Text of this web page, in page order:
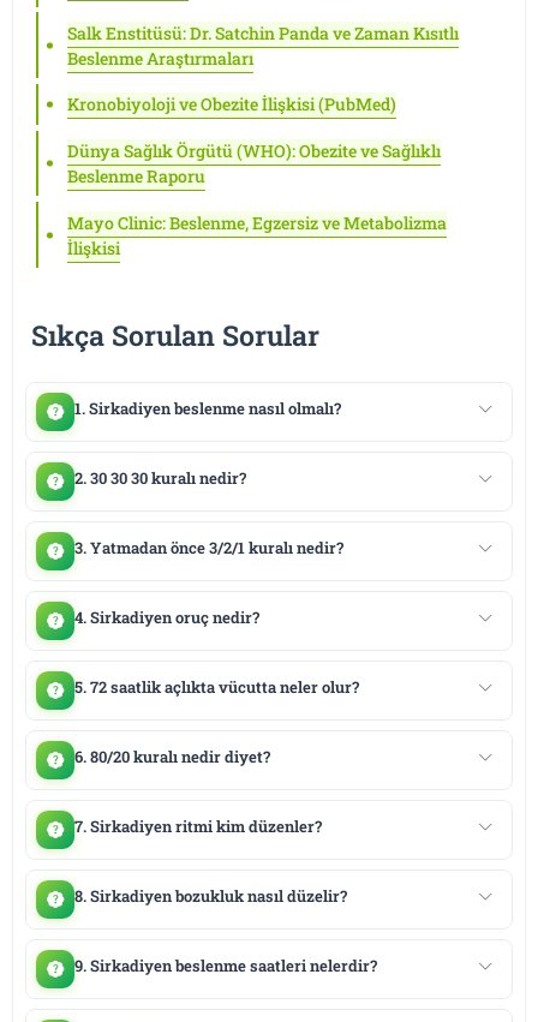
Salk Enstitüsü: Dr. Satchin Panda ve Zaman Kısıtlı
Beslenme Araştırmaları
Kronobiyoloji ve Obezite İlişkisi (PubMed)
Dünya Sağlık Örgütü (WHO): Obezite ve Sağlıklı
Beslenme Raporu
Mayo Clinic: Beslenme, Egzersiz ve Metabolizma
İlişkisi
Sıkça Sorulan Sorular
1. Sirkadiyen beslenme nasıl olmalı?
2. 30 30 30 kuralı nedir?
3. Yatmadan önce 3/2/1 kuralı nedir?
4. Sirkadiyen oruç nedir?
5. 72 saatlik açlıkta vücutta neler olur?
6. 80/20 kuralı nedir diyet?
7. Sirkadiyen ritmi kim düzenler?
8. Sirkadiyen bozukluk nasıl düzelir?
9. Sirkadiyen beslenme saatleri nelerdir?